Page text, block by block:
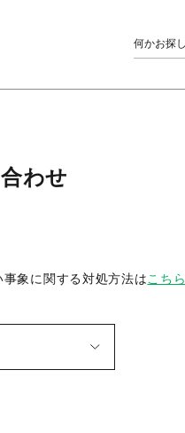
わせ
象に関する対処方法はこちら